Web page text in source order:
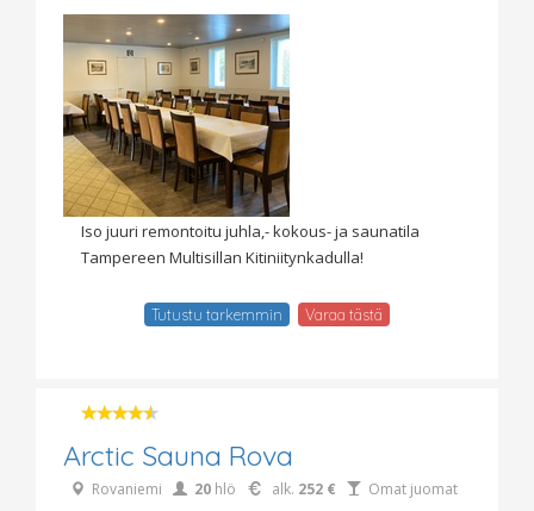
Iso juuri remontoitu juhla,- kokous- ja saunatila
Tampereen Multisillan Kitiniitynkadulla!
Tutustu tarkemmin Varaa tästä
Arctic Sauna Rova
Rovaniemi 20 hlö alk. 252 € Omat juomat